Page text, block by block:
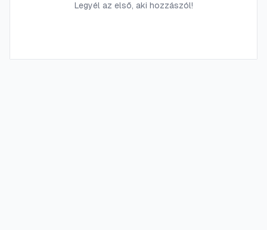
Legyél az első, aki hozzászól!